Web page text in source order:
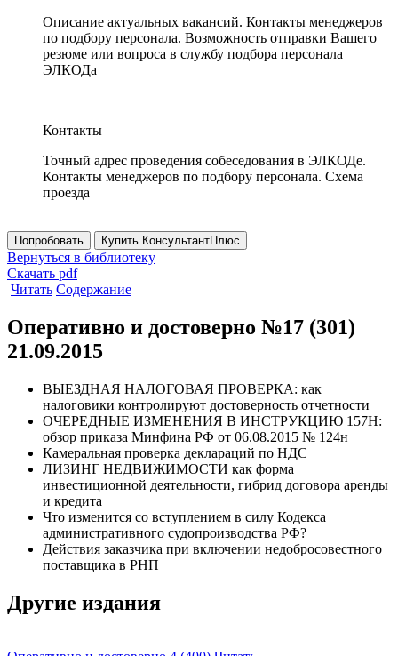
Описание актуальных вакансий. Контакты менеджеров
по подбору персонала. Возможность отправки Вашего
резюме или вопроса в службу подбора персонала
ЭЛКОДа
Контакты
Точный адрес проведения собеседования в ЭЛКОДе.
Контакты менеджеров по подбору персонала. Схема
проезда
Попробовать Купить КонсультантПлюс
Вернуться в библиотеку
Скачать pdf
Читать Содержание
Оперативно и достоверно №17 (301)
21.09.2015
ВЫЕЗДНАЯ НАЛОГОВАЯ ПРОВЕРКА: как
налоговики контролируют достоверность отчетности
ОЧЕРЕДНЫЕ ИЗМЕНЕНИЯ В ИНСТРУКЦИЮ 157Н:
обзор приказа Минфина РФ от 06.08.2015 № 124н
Камеральная проверка деклараций по НДС
ЛИЗИНГ НЕДВИЖИМОСТИ как форма
инвестиционной деятельности, гибрид договора аренды
и кредита
Что изменится со вступлением в силу Кодекса
административного судопроизводства РФ?
Действия заказчика при включении недобросовестного
поставщика в РНП
Другие издания